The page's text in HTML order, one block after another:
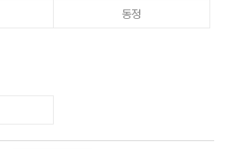
동정